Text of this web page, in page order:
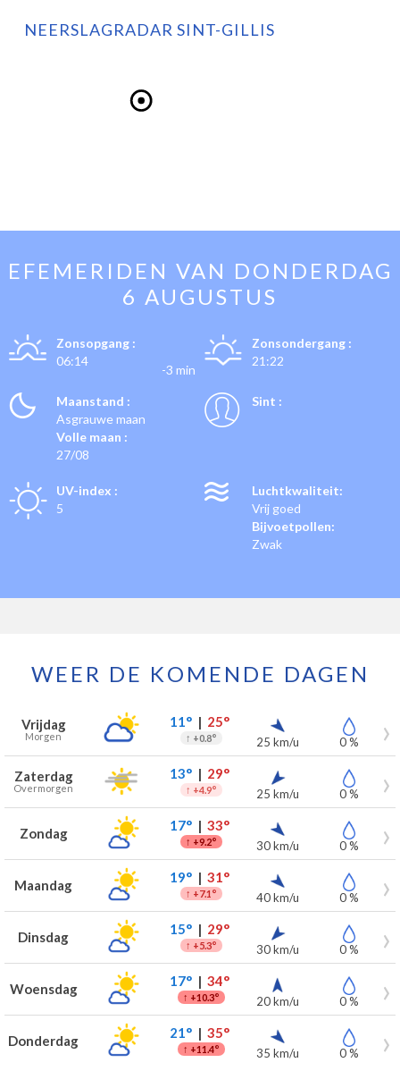
NEERSLAGRADAR SINT-GILLIS
EFEMERIDEN VAN DONDERDAG
6 AUGUSTUS
Zonsopgang :
06:14
-3 min
Zonsondergang :
21:22
Maanstand :
Asgrauwe maan
Volle maan :
27/08
Sint :
UV-index :
5
Luchtkwaliteit:
Vrij goed
Bijvoetpollen:
Zwak
WEER DE KOMENDE DAGEN
Weersverwachting voor Sint-Gillis voor de komende 7 dagen
Dag Weer Temperaturen Wind Neerslag
Vrijdag
Morgen
11°| 25°
↑ +0.8° 25 km/u 0 %
Zaterdag
Overmorgen
13°| 29°
↑ +4.9° 25 km/u 0 %
Zondag 17°| 33°
↑ +9.2° 30 km/u 0 %
Maandag 19°| 31°
↑ +7.1° 40 km/u 0 %
Dinsdag 15°| 29°
↑ +5.3° 30 km/u 0 %
Woensdag 17°| 34°
↑ +10.3° 20 km/u 0 %
Donderdag 21°| 35°
↑ +11.4° 35 km/u 0 %